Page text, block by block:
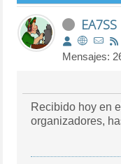
EA7SS
Mensajes:
Recibido hoy en
organizadores,